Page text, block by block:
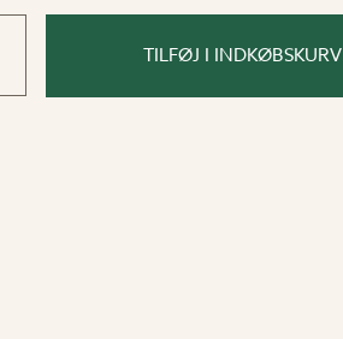
TILFØJ I INDKØBSKURV